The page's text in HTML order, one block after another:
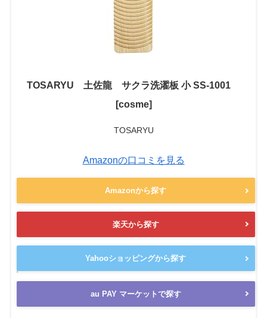
TOSARYU 土佐龍 サクラ洗濯板 小 SS-1001
[cosme]
TOSARYU
Amazonの口コミを見る
Amazonから探す
楽天から探す
Yahooショッピングから探す
au PAY マーケットで探す